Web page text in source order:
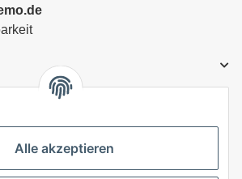
Alle akzeptieren